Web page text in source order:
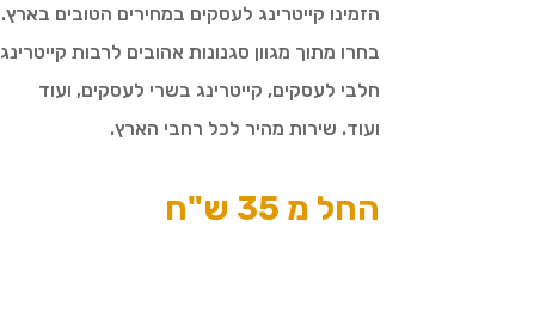
הזמינו קייטרינג לעסקים במחירים הטובים בארץ.
בחרו מתוך מגוון סגנונות אהובים לרבות קייטרינג
חלבי לעסקים, קייטרינג בשרי לעסקים, ועוד
ועוד. שירות מהיר לכל רחבי הארץ.
החל מ 35 ש"ח